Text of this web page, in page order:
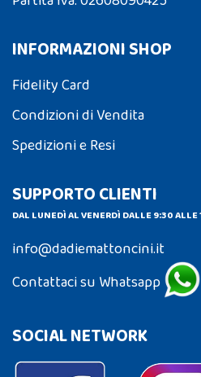
INFORMAZIONI SHOP
Fidelity Card
Condizioni di Vendita
Spedizioni e Resi
SUPPORTO CLIENTI
DAL LUNEDÌ AL VENERDÌ DALLE 9:30 ALLE
info@dadiemattoncini.it
Contattaci su Whatsapp
SOCIAL NETWORK